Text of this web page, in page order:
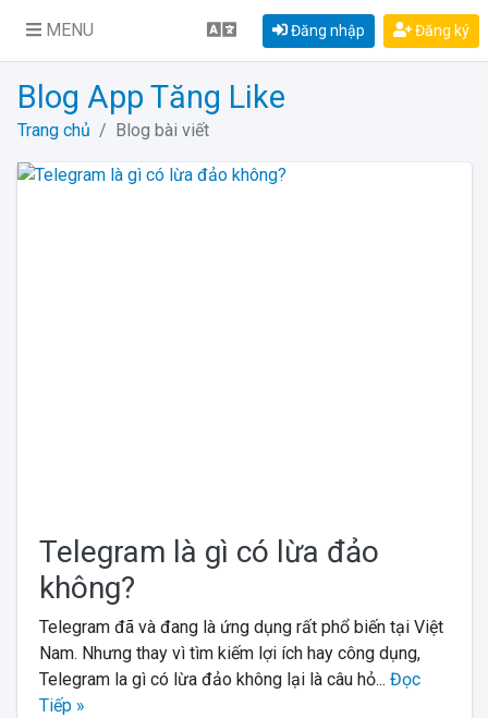
MENU Đăng nhập Đăng ký
Blog App Tăng Like
Trang chủ Blog bài viết
Telegram là gì có lừa đảo
không?
Telegram đã và đang là ứng dụng rất phổ biến tại Việt
Nam. Nhưng thay vì tìm kiếm lợi ích hay công dụng,
Telegram la gì có lừa đảo không lại là câu hỏ... Đọc
Tiếp »